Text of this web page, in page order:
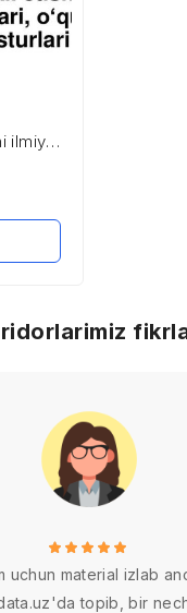
ilmiy
o’quv
uchun material izlab
topib, bir